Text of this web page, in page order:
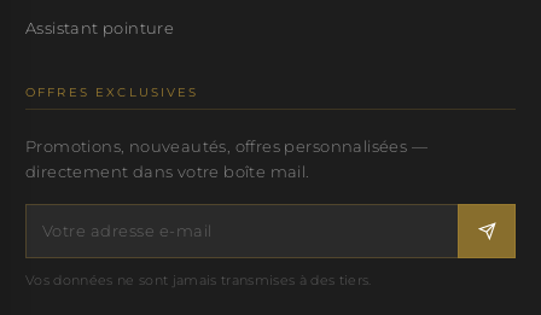
Assistant pointure
OFFRES EXCLUSIVES
Promotions, nouveautés, offres personnalisées —
directement dans votre boîte mail.
Vos données ne sont jamais transmises à des tiers.